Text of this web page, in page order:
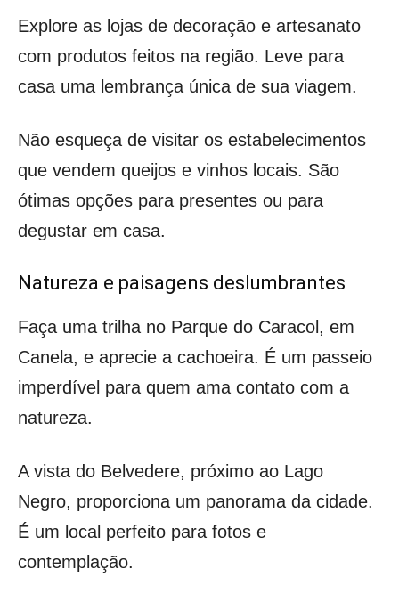
Explore as lojas de decoração e artesanato
com produtos feitos na região. Leve para
casa uma lembrança única de sua viagem.
Não esqueça de visitar os estabelecimentos
que vendem queijos e vinhos locais. São
ótimas opções para presentes ou para
degustar em casa.
Natureza e paisagens deslumbrantes
Faça uma trilha no Parque do Caracol, em
Canela, e aprecie a cachoeira. É um passeio
imperdível para quem ama contato com a
natureza.
A vista do Belvedere, próximo ao Lago
Negro, proporciona um panorama da cidade.
É um local perfeito para fotos e
contemplação.